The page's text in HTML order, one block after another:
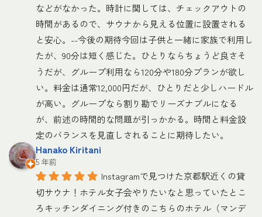
などがなかった。時計に関しては、チェックアウトの
時間があるので、サウナから見える位置に設置される
と安心。--今後の期待今回は子供と一緒に家族で利用し
たが、90分は短く感じた。ひとりならちょうど良さそ
うだが、グループ利用なら120分や180分プランが欲し
い。料金は通常12,000円だが、ひとりだと少しハードル
が高い。グループなら割り勘でリーズナブルになる
が、前述の時間的な問題が引っかかる。時間と料金設
定のバランスを見直しされることに期待したい。
Hanako Kiritani
5 年前
Instagramで見つけた京都駅近くの貸
切サウナ！ホテル女子会やりたいなと思っていたとこ
ろキッチンダイニング付きのこちらのホテル（マンデ